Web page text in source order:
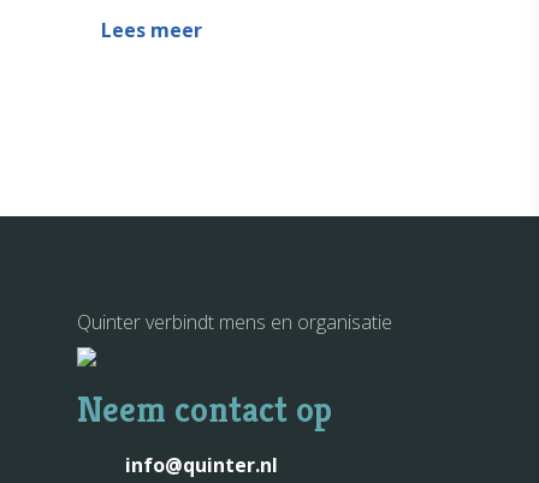
Lees meer
Quinter verbindt mens en organisatie
Neem contact op
info@quinter.nl